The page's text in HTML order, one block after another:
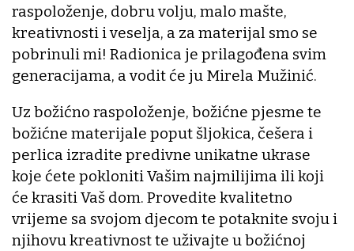
raspoloženje, dobru volju, malo mašte,
kreativnosti i veselja, a za materijal smo se
pobrinuli mi! Radionica je prilagođena svim
generacijama, a vodit će ju Mirela Mužinić.
Uz božićno raspoloženje, božićne pjesme te
božićne materijale poput šljokica, češera i
perlica izradite predivne unikatne ukrase
koje ćete pokloniti Vašim najmilijima ili koji
će krasiti Vaš dom. Provedite kvalitetno
vrijeme sa svojom djecom te potaknite svoju i
njihovu kreativnost te uživajte u božićnoj